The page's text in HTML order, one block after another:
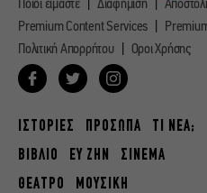
Ποιοι είμαστε Διαφήμιση
Premium Content Services
Πολιτική Απορρήτου
Οροι Χρήσης
ΙΣΤΟΡΙΕΣ ΠΡΟΣΩΠΑ
ΤΙ ΝΕΑ;
ΒΙΒΛΙΟ
ΕΥ ΖΗΝ
ΣΙΝΕΜΑ
ΘΕΑΤΡΟ
ΜΟΥΣΙΚΗ